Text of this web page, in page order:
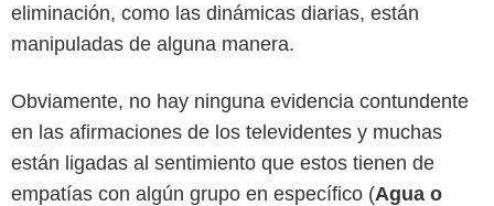
eliminación, como las dinámicas diarias, están
manipuladas de alguna manera.
Obviamente, no hay ninguna evidencia contundente
en las afirmaciones de los televidentes y muchas
están ligadas al sentimiento que estos tienen de
empatías con algún grupo en específico (Agua o